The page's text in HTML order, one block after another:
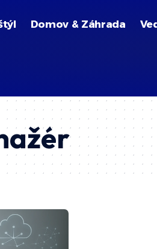
Domov & Záhrada